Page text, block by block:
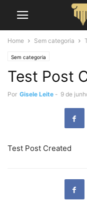
Home Sem categoria
Sem categoria
Test Post
Por Gisele Leite - 9 de
Test Post Created